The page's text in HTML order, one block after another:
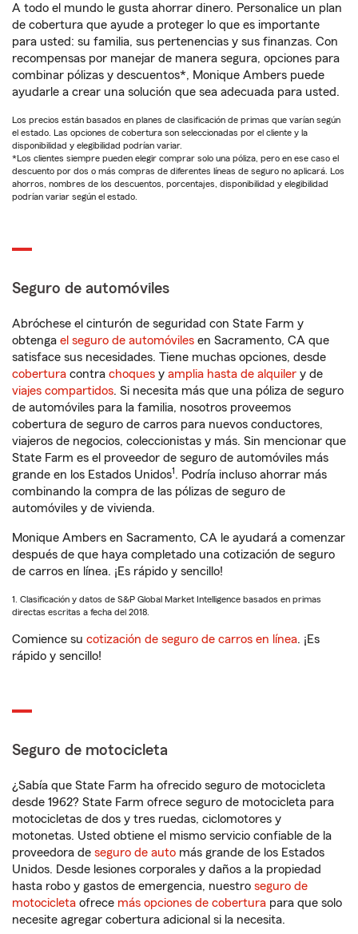
A todo el mundo le gusta ahorrar dinero. Personalice un plan
de cobertura que ayude a proteger lo que es importante
para usted: su familia, sus pertenencias y sus finanzas. Con
recompensas por manejar de manera segura, opciones para
combinar pólizas y descuentos*, Monique Ambers puede
ayudarle a crear una solución que sea adecuada para usted.
Los precios están basados en planes de clasificación de primas que varían según
el estado. Las opciones de cobertura son seleccionadas por el cliente y la
disponibilidad y elegibilidad podrían variar.
*Los clientes siempre pueden elegir comprar solo una póliza, pero en ese caso el
descuento por dos o más compras de diferentes líneas de seguro no aplicará. Los
ahorros, nombres de los descuentos, porcentajes, disponibilidad y elegibilidad
podrían variar según el estado.
Seguro de automóviles
Abróchese el cinturón de seguridad con State Farm y
obtenga el seguro de automóviles en Sacramento, CA que
satisface sus necesidades. Tiene muchas opciones, desde
cobertura contra choques y amplia hasta de alquiler y de
viajes compartidos. Si necesita más que una póliza de seguro
de automóviles para la familia, nosotros proveemos
cobertura de seguro de carros para nuevos conductores,
viajeros de negocios, coleccionistas y más. Sin mencionar que
State Farm es el proveedor de seguro de automóviles más
grande en los Estados Unidos1. Podría incluso ahorrar más
combinando la compra de las pólizas de seguro de
automóviles y de vivienda.
Monique Ambers en Sacramento, CA le ayudará a comenzar
después de que haya completado una cotización de seguro
de carros en línea. ¡Es rápido y sencillo!
1. Clasificación y datos de S&P Global Market Intelligence basados en primas
directas escritas a fecha del 2018.
Comience su cotización de seguro de carros en línea. ¡Es
rápido y sencillo!
Seguro de motocicleta
¿Sabía que State Farm ha ofrecido seguro de motocicleta
desde 1962? State Farm ofrece seguro de motocicleta para
motocicletas de dos y tres ruedas, ciclomotores y
motonetas. Usted obtiene el mismo servicio confiable de la
proveedora de seguro de auto más grande de los Estados
Unidos. Desde lesiones corporales y daños a la propiedad
hasta robo y gastos de emergencia, nuestro seguro de
motocicleta ofrece más opciones de cobertura para que solo
necesite agregar cobertura adicional si la necesita.